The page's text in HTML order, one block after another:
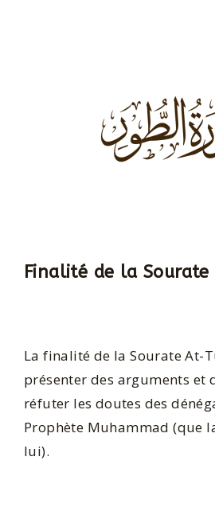
Finalité de la Sourate
La finalité de la Sourate At-
présenter des arguments et
réfuter les doutes des
Prophète Muhammad (que
lui).